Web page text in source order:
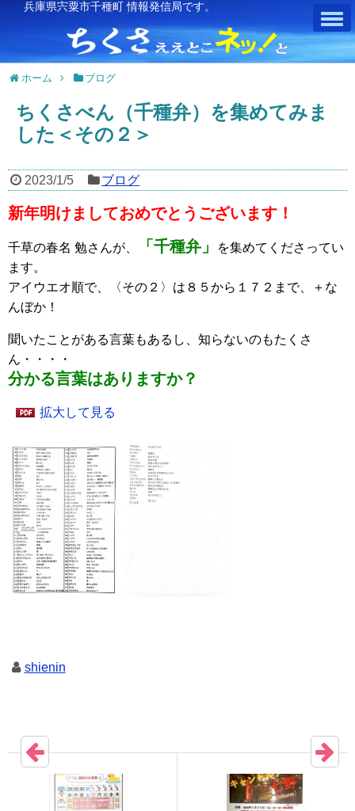
兵庫県宍粟市千種町 情報発信局です。
ホーム ブログ
ちくさべん（千種弁）を集めてみま
した＜その２＞
2023/1/5 ブログ
新年明けましておめでとうございます！
千草の春名 勉さんが、 「千種弁」
を集めてくださってい
ます。
アイウエオ順で、〈その２〉は８５から１７２まで、＋な
んぼか！
聞いたことがある言葉もあるし、知らないのもたくさ
ん・・・・
分かる言葉はありますか？
拡大して見る
shienin